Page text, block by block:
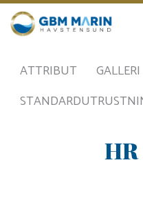
ATTRIBUT
GALLERI
HR